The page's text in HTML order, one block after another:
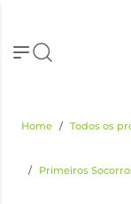
Home Todos os
Primeiros